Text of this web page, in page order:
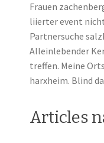
Frauen
liierter event
Partnersuche
Alleinlebender
treffen. Meine
harxheim. Blind
Articles